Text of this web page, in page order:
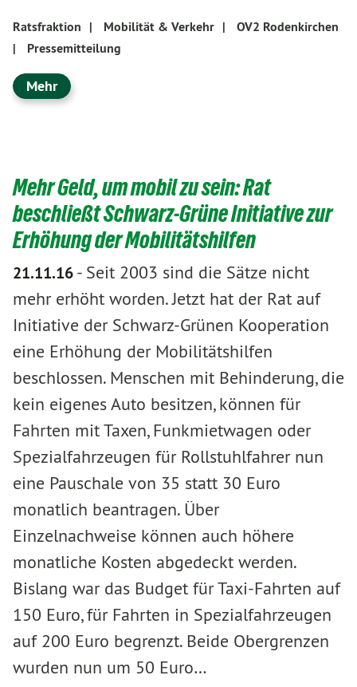
Ratsfraktion | Mobilität & Verkehr |
OV2 Rodenkirchen
|
Pressemitteilung
Mehr
Mehr Geld, um mobil zu sein: Rat
beschließt Schwarz-Grüne Initiative zur
Erhöhung der Mobilitätshilfen
21.11.16- Seit 2003 sind die Sätze nicht
mehr erhöht worden. Jetzt hat der Rat auf
Initiative der Schwarz-Grünen Kooperation
eine Erhöhung der Mobilitätshilfen
beschlossen. Menschen mit Behinderung, die
kein eigenes Auto besitzen, können für
Fahrten mit Taxen, Funkmietwagen oder
Spezialfahrzeugen für Rollstuhlfahrer nun
eine Pauschale von 35 statt 30 Euro
monatlich beantragen. Über
Einzelnachweise können auch höhere
monatliche Kosten abgedeckt werden.
Bislang war das Budget für Taxi-Fahrten auf
150 Euro, für Fahrten in Spezialfahrzeugen
auf 200 Euro begrenzt. Beide Obergrenzen
wurden nun um 50 Euro…